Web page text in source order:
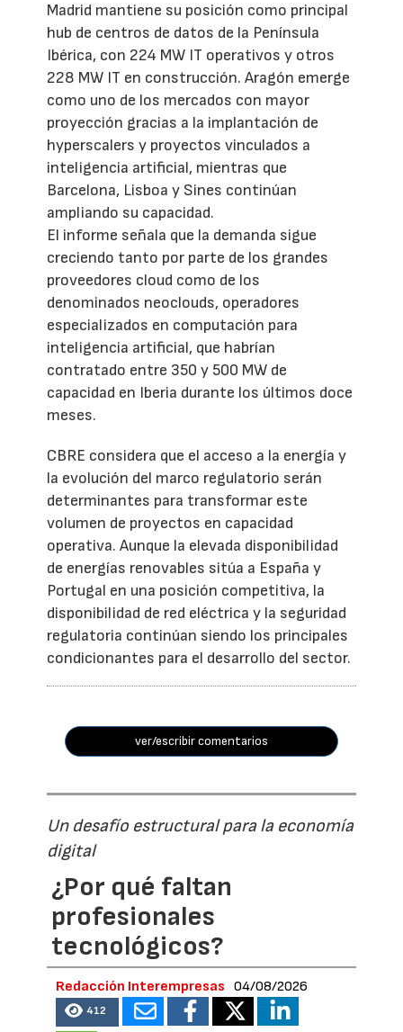
Madrid mantiene su posición como principal
hub de centros de datos de la Península
Ibérica, con 224 MW IT operativos y otros
228 MW IT en construcción. Aragón emerge
como uno de los mercados con mayor
proyección gracias a la implantación de
hyperscalers y proyectos vinculados a
inteligencia artificial, mientras que
Barcelona, Lisboa y Sines continúan
ampliando su capacidad.
El informe señala que la demanda sigue
creciendo tanto por parte de los grandes
proveedores cloud como de los
denominados neoclouds, operadores
especializados en computación para
inteligencia artificial, que habrían
contratado entre 350 y 500 MW de
capacidad en Iberia durante los últimos doce
meses.
CBRE considera que el acceso a la energía y
la evolución del marco regulatorio serán
determinantes para transformar este
volumen de proyectos en capacidad
operativa. Aunque la elevada disponibilidad
de energías renovables sitúa a España y
Portugal en una posición competitiva, la
disponibilidad de red eléctrica y la seguridad
regulatoria continúan siendo los principales
condicionantes para el desarrollo del sector.
ver/escribir comentarios
Un desafío estructural para la economía
digital
¿Por qué faltan
profesionales
tecnológicos?
Redacción Interempresas 04/08/2026
412